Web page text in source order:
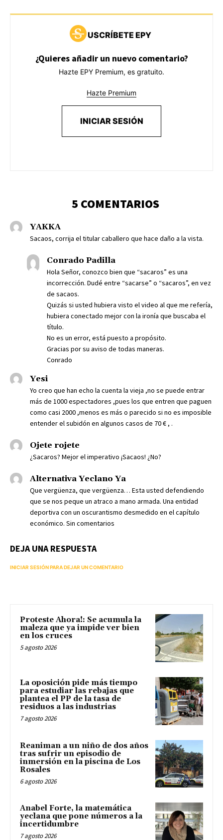
USCRÍBETE EPY
¿Quieres añadir un nuevo comentario?
Hazte EPY Premium, es gratuito.
Hazte Premium
INICIAR SESIÓN
5 COMENTARIOS
YAKKA
Sacaos, corrija el titular caballero que hace daño a la vista.
Conrado Padilla
Hola Señor, conozco bien que “sacaros” es una
incorrección. Dudé entre “sacarse” o “sacaros”, en vez
de sacaos.
Quizás si usted hubiera visto el video al que me refería,
hubiera conectado mejor con la ironía que buscaba el
título.
No es un error, está puesto a propósito.
Gracias por su aviso de todas maneras.
Conrado
Yesi
Yo creo que han echo la cuenta la vieja ,no se puede entrar
más de 1000 espectadores ,pues los que entren que paguen
como casi 2000 ,menos es más o parecido si no es imposible
entender el subidón en algunos casos de 70 € , .
Ojete rojete
¿Sacaros? Mejor el imperativo ¡Sacaos! ¿No?
Alternativa Yeclano Ya
Que vergüenza, que vergüenza… Esta usted defendiendo
que se nos peque un atraco a mano armada. Una entidad
deportiva con un oscurantismo desmedido en el capítulo
económico. Sin comentarios
DEJA UNA RESPUESTA
INICIAR SESIÓN PARA DEJAR UN COMENTARIO
Proteste Ahora!: Se acumula la
maleza que ya impide ver bien
en los cruces
5 agosto 2026
La oposición pide más tiempo
para estudiar las rebajas que
plantea el PP de la tasa de
residuos a las industrias
7 agosto 2026
Reaniman a un niño de dos años
tras sufrir un episodio de
inmersión en la piscina de Los
Rosales
6 agosto 2026
Anabel Forte, la matemática
yeclana que pone números a la
incertidumbre
7 agosto 2026